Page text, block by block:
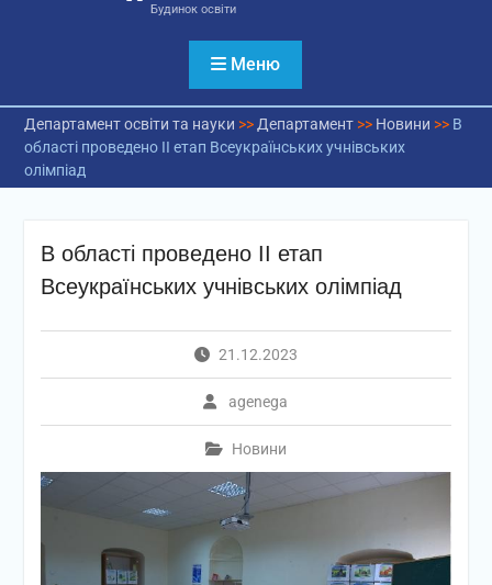
Будинок освіти
Меню
Департамент освіти та науки >> Департамент>> Новини >> В
області проведено ІІ етап Всеукраїнських учнівських
олімпіад
В області проведено ІІ етап
Всеукраїнських учнівських олімпіад
21.12.2023
agenega
Новини